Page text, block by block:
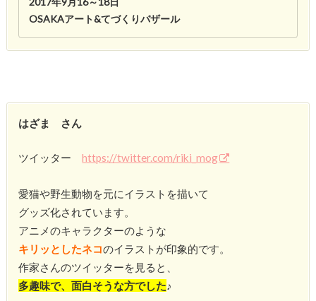
OSAKAアート&てづくりバザール
はざま さん
ツイッターhttps://twitter.com/riki_mog
愛猫や野生動物を元にイラストを描いて
グッズ化されています。
アニメのキャラクターのような
キリッとしたネコのイラストが印象的です。
作家さんのツイッターを見ると、
多趣味で、面白そうな方でした♪